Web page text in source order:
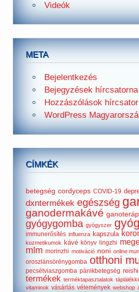
Videók
META
Bejelentkezés
Bejegyzések hírcsatorna
Hozzászólások
WordPress
CÍMKÉK
betegség cordyceps COVID-19
dxntermékek egészség
ganodermakávé
gyógygomba gyógyszer
immunerősítés influenza kapszula
kozmetikumok kávé könyv lingzhi
mlm morinzhi motiváció noni online
oroszlánsörénygomba otthoni
pecsétviaszgomba pánikbetegség reishi
termékek terméktapasztalatok
vitaminok vásárlás vélemények webshop